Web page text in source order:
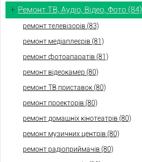
+ Ремонт ТВ, Аудіо, Відео, Фото (84)
ремонт телевізорів (83)
ремонт медіаплеєрів (81)
ремонт фотоапаратів (81)
ремонт відеокамер (80)
ремонт ТВ приставок (80)
ремонт проекторів (80)
ремонт домашніх кінотеатрів (80)
ремонт музичних центрів (80)
ремонт радіоприймачів (80)